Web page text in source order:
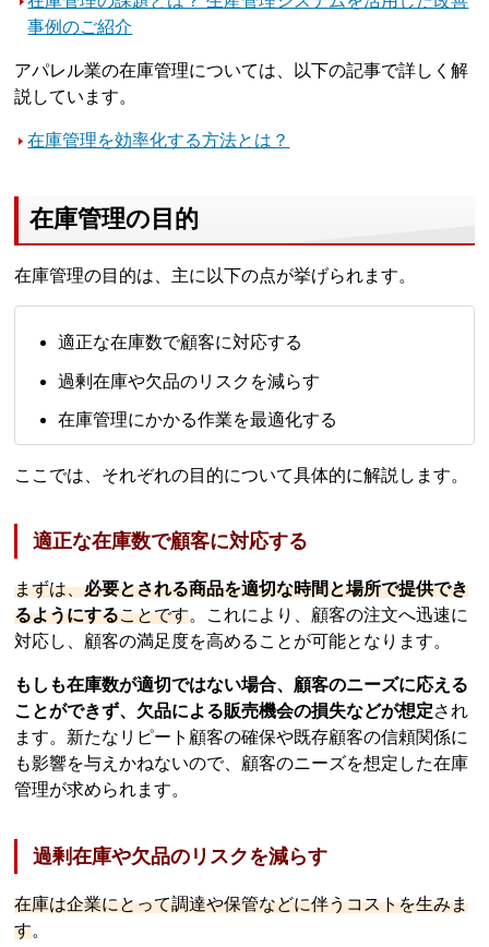
事例のご紹介
アパレル業の在庫管理については、以下の記事で詳しく解
説しています。
在庫管理を効率化する方法とは？
在庫管理の目的
在庫管理の目的は、主に以下の点が挙げられます。
適正な在庫数で顧客に対応する
過剰在庫や欠品のリスクを減らす
在庫管理にかかる作業を最適化する
ここでは、それぞれの目的について具体的に解説します。
適正な在庫数で顧客に対応する
まずは、必要とされる商品を適切な時間と場所で提供でき
るようにすることです。これにより、顧客の注文へ迅速に
対応し、顧客の満足度を高めることが可能となります。
もしも在庫数が適切ではない場合、顧客のニーズに応える
ことができず、欠品による販売機会の損失などが想定され
ます。新たなリピート顧客の確保や既存顧客の信頼関係に
も影響を与えかねないので、顧客のニーズを想定した在庫
管理が求められます。
過剰在庫や欠品のリスクを減らす
在庫は企業にとって調達や保管などに伴うコストを生みま
す。